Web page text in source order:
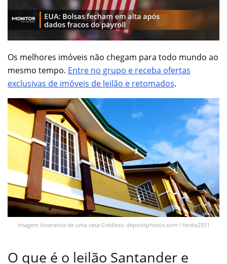
Os melhores imóveis não chegam para todo mundo ao
mesmo tempo. Entre no grupo e receba ofertas
exclusivas de imóveis de leilão e retomados.
Imagem ilustrativa de uma casa Créditos: depositphotos.com / ferdie2551
O que é o leilão Santander e